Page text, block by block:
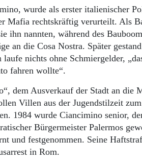
werden
Abo Prämien
Mediadaten
Kontakt
Impressum
wurde als erster italienischer
Mafia rechtskräftig verurteilt. Als
ihn nannten, während des
an die Cosa Nostra. Später
nichts ohne Schmiergelder,
fahren wollte“.
dem Ausverkauf der Stadt an die
Villen aus der Jugendstilzeit
1984 wurde Ciancimino senior,
Bürgermeister Palermos
und festgenommen. Seine
in Rom.